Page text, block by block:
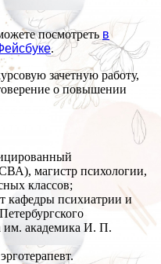
посмотреть в
.
зачетную работу,
о повышении
магистр психологии,
классов;
кафедры психиатрии и
им. академика И. П.